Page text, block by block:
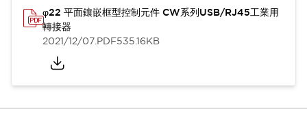
φ22 平面鑲嵌框型控制元件 CW系列USB/RJ45工業用
轉接器
2021/12/07.PDF535.16KB